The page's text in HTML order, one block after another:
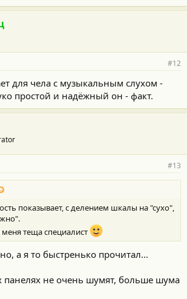
#12
для чела с музыкальным слухом -
простой и надёжный он - факт.
#13
показывает, с делением шкалы на "сухо",
теща специалист
а я то быстренько прочитал...
панелях не очень шумят, больше шума